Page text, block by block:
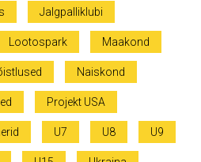
Jalgpalliklubi
Lootospark Maakond
Naiskond
Projekt USA
U7 U8 U9